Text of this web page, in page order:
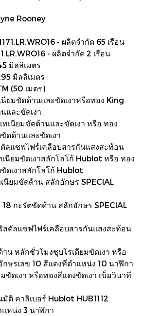
Rooney
- ผลิตจำกัด 65 เรือน
- ผลิตจำกัด 2 เรือน
มิลลิเมตร
มิลลิเมตร
เมตร)
ขัดด้านและขัดเงาหรือทอง King
และขัดเงา
นียมขัดด้านและขัดเงา หรือ ทอง
ดด้านและขัดเงา
ฟไฟร์เคลือบสารกันแสงสะท้อน
มขัดเงาสลักโลโก้ Hublot หรือ ทอง
ดเงาสลักโลโก้ Hublot
ขัดด้าน สลักอักษร SPECIAL
กะรัตขัดด้าน สลักอักษร SPECIAL
ลแซฟไฟร์เคลือบสารกันแสงสะท้อน
กชั่วโมงชุบโรเดียมขัดเงา หรือ
กษรเลข 10 สีแดงที่ตำแหน่ง 10 นาฬิกา
า หรือทองสีแดงขัดเงา เข็มวินาที
ลิเบอร์ Hublot HUB1112
น่ง 3 นาฬิกา